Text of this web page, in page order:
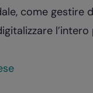
come gestire
l’intero